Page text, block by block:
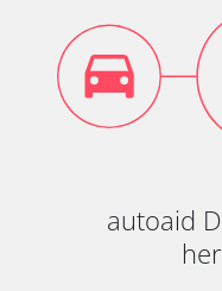
autoaid